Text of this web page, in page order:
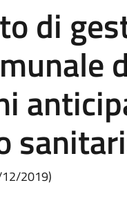
di
12/2019)